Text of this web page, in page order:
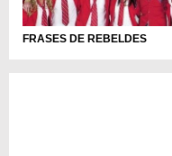
FRASES DE REBELDES